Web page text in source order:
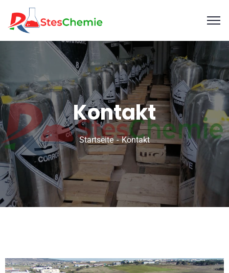
Kontakt
Startseite Kontakt